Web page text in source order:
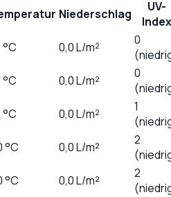
Niederschlag
UV-
Index
°C 0,0L/m²
0
°C 0,0L/m²
0
°C 0,0L/m²
1
°C 0,0L/m²
2
°C 0,0L/m²
2